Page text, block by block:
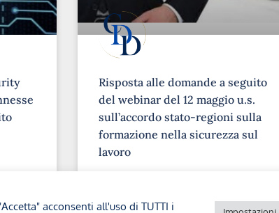
Risposta alle domande a seguito
del webinar del 12 maggio u.s.
sull’accordo stato-regioni sulla
formazione nella sicurezza sul
lavoro
acconsenti all'uso di TUTTI i